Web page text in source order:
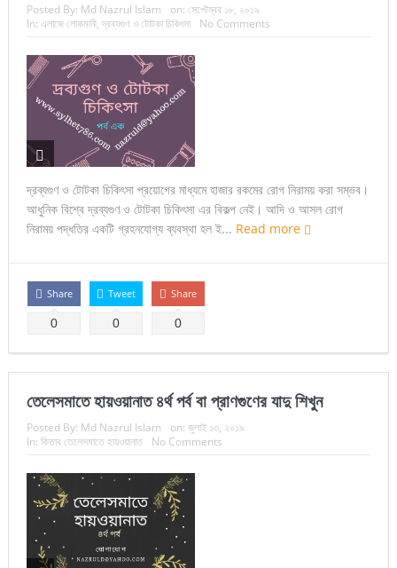
Posted By: Md Nazrul Islam on: সেপ্টেম্বর ১৮, ২০১৯
In: এলাজে লোকমানী, দ্রব্যগুণ ও টোটকা চিকিৎসা No Comments
দ্রব্যগুণ ও টোটকা চিকিৎসা প্রয়োগের মাধ্যমে হাজার রকমের রোগ নিরাময় করা সম্ভব।
আধুনিক বিশ্বে দ্রব্যগুণ ও টোটকা চিকিৎসা এর বিকল্প নেই। আদি ও আসল রোগ
নিরাময় পদ্ধতির একটি গ্রহনযোগ্য ব্যবস্থা হল ই... Read more
Share
0
Tweet
0
Share
0
তেলেসমাতে হায়ওয়ানাত ৪র্থ পর্ব বা প্রাণগুণের যাদু শিখুন
Posted By: Md Nazrul Islam on: জুলাই ১৩, ২০১৯
In: কিতাব তেলেসমাতে হায়ওয়ানাত No Comments